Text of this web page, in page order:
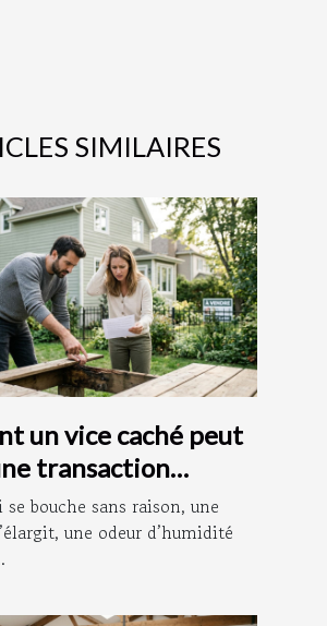
SIMILAIRES
un vice caché peut
transaction
bouche sans raison, une
une odeur d’humidité